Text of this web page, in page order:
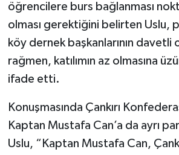
öğrencilere burs bağlanması
olması gerektiğini belirten Uslu,
köy dernek başkanlarının davetli
rağmen, katılımın az olmasına
ifade etti.
Konuşmasında Çankırı
Kaptan Mustafa Can’a da ayrı
Uslu, “Kaptan Mustafa Can,